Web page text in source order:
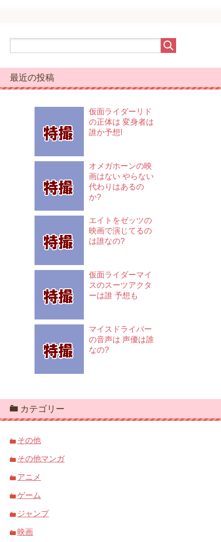
最近の投稿
仮面ライダーリド
の正体は 変身者は
誰か予想!
オメガホーンの映
画はない やらない
代わりはあるの
か?
エイトをゼッツの
映画で演じてるの
は誰なの?
仮面ライダーマイ
スのスーツアクタ
ーは誰 予想も
マイスドライバー
の音声は 声優は誰
なの?
カテゴリー
その他
その他マンガ
アニメ
ゲーム
ジャンプ
映画